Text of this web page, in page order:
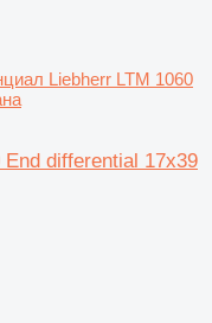
Liebherr LTM 1060
differential 17x39